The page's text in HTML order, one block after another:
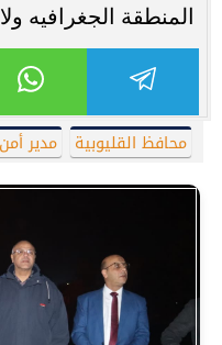
المنطقة الجغرافيه
محافظ القليوبية مدير